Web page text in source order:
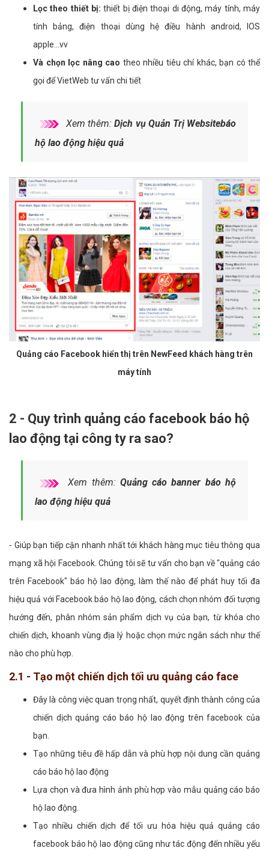
Lọc theo thiết bị:thiết bị điện thoại di động, máy tính, máy
tính bảng, điện thoại dùng hệ điều hành android, IOS
apple...vv
Và chọn lọc nâng cao theo nhiều tiêu chí khác, bạn có thể
gọi để VietWeb tư vấn chi tiết
Xem thêm:Dịch vụ Quản Trị Websitebáo
hộ lao động hiệu quả
Quảng cáo Facebook hiển thị trên NewFeed khách hàng trên
máy tính
2 - Quy trình quảng cáo facebook báo hộ
lao động tại công ty ra sao?
Xem thêm: Quảng cáo banner báo hộ
lao động hiệu quả
- Giúp bạn tiếp cận nhanh nhất tới khách hàng mục tiêu thông qua
mạng xã hội Facebook. Chúng tôi sẽ tư vấn cho bạn về "quảng cáo
trên Facebook" báo hộ lao động, làm thế nào để phát huy tối đa
hiệu quả với Facebook báo hộ lao động, cách chọn nhóm đối tượng
hướng đến, phân nhóm sản phẩm dịch vụ của bạn, từ khóa cho
chiến dịch, khoanh vùng địa lý hoặc chọn mức ngân sách như thế
nào cho phù hợp.
2.1 - Tạo một chiến dịch tối ưu quảng cáo face
Đây là công việc quan trọng nhất, quyết định thành công của
chiến dịch quảng cáo báo hộ lao động trên facebook của
bạn.
Tạo những tiêu đề hấp dẫn và phù hợp nội dung cần quảng
cáo báo hộ lao động
Lựa chọn và đưa hình ảnh phù hợp vào mẫu quảng cáo báo
hộ lao động.
Tạo nhiều chiến dịch để tối ưu hóa hiệu quả quảng cáo
facebook báo hộ lao động cũng như tác động đến nhiều yếu